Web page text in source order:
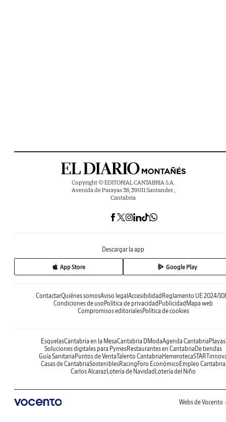
Copyright © EDITORIAL CANTABRIA S.A.
Avenida de Parayas 38, 39011 Santander ,
Cantabria
Descargar la app
App Store Google Play
ContactarQuiénes somosAviso legal Accesibilidad Reglamento UE 2024/
Condiciones de uso Política de privacidad Publicidad Mapa web
Compromisos editorialesPolítica de cookies
EsquelasCantabria en la MesaCantabria DModaAgenda Cantabria Playas
Soluciones digitales para PymesRestaurantes en Cantabria De tiendas
Guía Sanitaria Puntos de VentaTalento Cantabria Hemeroteca
Casas de CantabriaSosteniblesRacing Foro Económico Empleo Cantabria
Carlos AlcarazLotería de Navidad Lotería del Niño
Webs de Vocento